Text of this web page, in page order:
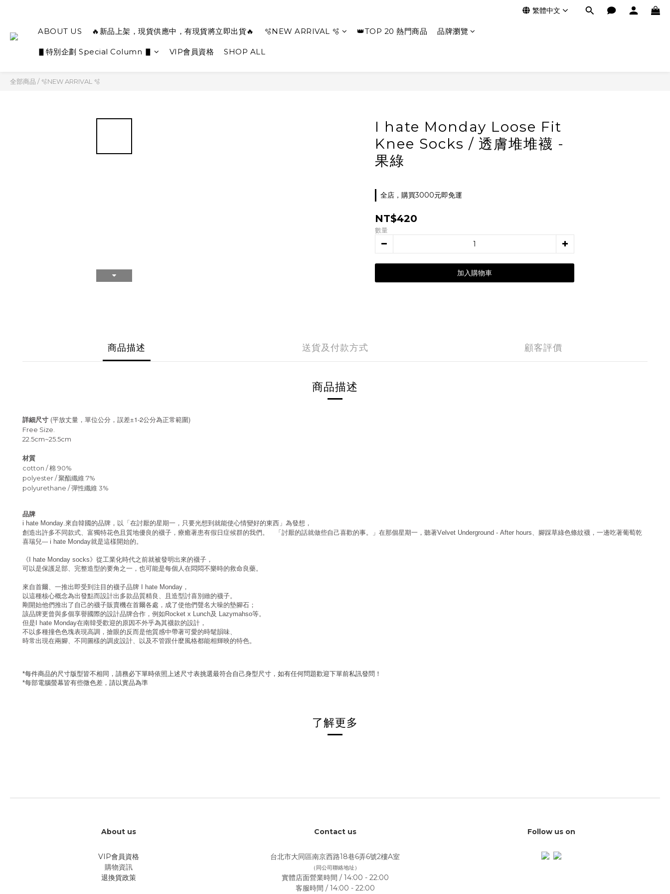
繁體中文
ABOUT US 🔥新品上架，現貨供應中，有現貨將立即出貨🔥 🫧NEW ARRIVAL 🫧 👑TOP 20 熱門商品 品牌瀏覽
▋特別企劃 Special Column ▋ VIP會員資格 SHOP ALL
全部商品 /🫧NEW ARRIVAL 🫧
I hate Monday Loose Fit
Knee Socks / 透膚堆堆襪 -
果綠
全店，購買3000元即免運
NT$420
數量
加入購物車
商品描述 送貨及付款方式 顧客評價
商品描述
詳細尺寸 (平放丈量，單位公分，誤差±1-2公分為正常範圍)
Free Size.
22.5cm~25.5cm
材質
cotton / 棉 90%
polyester / 聚酯纖維 7%
polyurethane / 彈性纖維 3%
品牌
i hate Monday.來自韓國的品牌，以「在討厭的星期一，只要光想到就能使心情變好的東西」為發想，
創造出許多不同款式、富獨特花色且質地優良的襪子，療癒著患有假日症候群的我們。 「討厭的話就做些自己喜歡的事。」在那個星期一，聽著Velvet Underground - After hours 、腳踩草綠色條紋襪，一邊吃著葡萄乾
喜瑞兒--- i hate Monday就是這樣開始的。
《 I hate Monday socks》從工業化時代之前就被發明出來的襪子，
可以是保護足部、完整造型的要角之一，也可能是每個人在悶悶不樂時的救命良藥。
來自首爾、一推出即受到注目的襪子品牌 I hate Monday ，
以這種核心概念為出發點而設計出多款品質精良、且造型討喜別緻的襪子。
剛開始他們推出了自己的襪子販賣機在首爾各處，成了使他們聲名大噪的墊腳石；
該品牌更曾與多個享譽國際的設計品牌合作，例如 Rocket x Lunch及 Lazymahso等。
但是 I hate Monday在南韓受歡迎的原因不外乎為其襪款的設計，
不以多種撞色色塊表現高調，搶眼的反而是他質感中帶著可愛的時髦韻味、
時常出現在兩腳、不同圖樣的調皮設計、以及不管跟什麼風格都能相輝映的特色。
*每件商品的尺寸版型皆不相同，請務必下單時依照上述尺寸表挑選最符合自己身型尺寸，如有任何問題歡迎下單前私訊發問！
*每部電腦螢幕皆有些微色差，請以實品為準
了解更多
About us
VIP會員資格
購物資訊
退換貨政策
Contact us
台北市大同區南京西路18巷6弄6號2樓A室
（同公司聯絡地址）
實體店面營業時間 / 14:00 - 22:00
客服時間 / 14:00 - 22:00
Follow us on